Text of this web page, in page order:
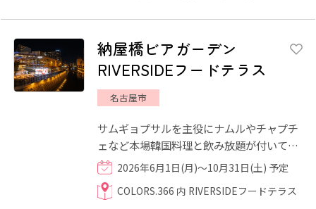
納屋橋ビアガーデン
RIVERSIDEフードテラス
名古屋市
サムギョプサルを主役にナムルやチャプチ
ェなど本場韓国料理と飲み放題が付いて
5,500円(火～木は5,000円)のお得なコース
も用意しており、会社宴会...
2026年6月1日(月)～10月31日(土) 予定
COLORS.366 内 RIVERSIDEフードテラス